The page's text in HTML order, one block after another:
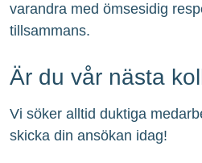
varandra med ömsesidig
tillsammans.
Är du vår nästa
Vi söker alltid duktiga
skicka din ansökan idag!